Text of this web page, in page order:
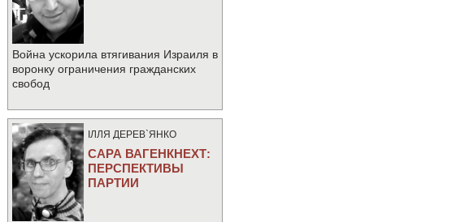
Война ускорила втягивания Израиля в
воронку ограничения гражданских
свобод
IЛЛЯ ДЕРЕВ`ЯНКО
САРА ВАГЕНКНЕХТ:
ПЕРСПЕКТИВЫ
ПАРТИИ